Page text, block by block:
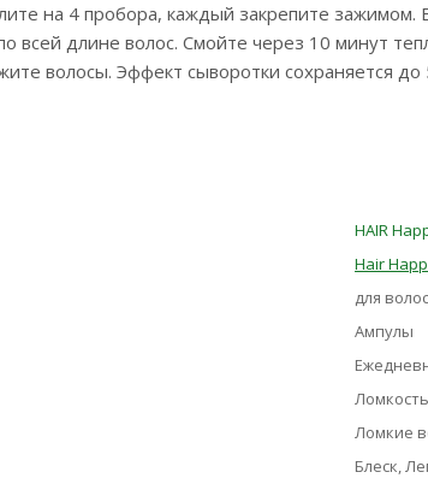
на 4 пробора, каждый закрепите зажимом.
всей длине волос. Смойте через 10 минут
волосы. Эффект сыворотки сохраняется до
HAIR
Hair
для волос
Ампулы
Ломкие
Блеск,